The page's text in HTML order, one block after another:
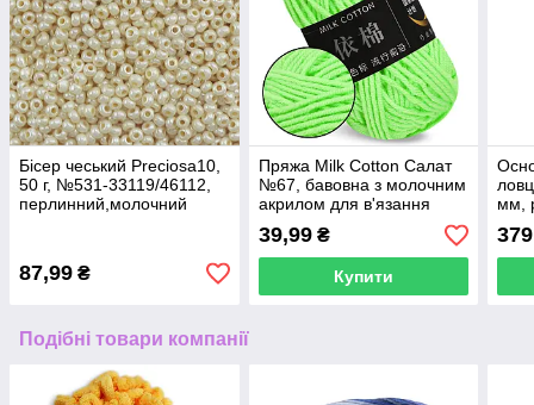
Бісер чеський Preciosa10,
50 г, №531-33119/46112,
перлинний,молочний
87,99 ₴
Пряжа Milk Cotton Салат
№67, бавовна з молочним
акрилом для в'язання
39,99₴
Купити
мм,
Подібні товари компанії